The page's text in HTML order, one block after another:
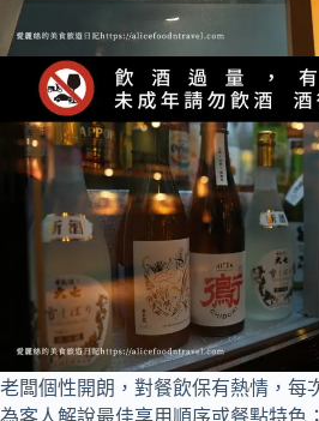
老闆個性開朗，對餐飲保有熱情，每
為客人解說最佳享用順序或餐點特色